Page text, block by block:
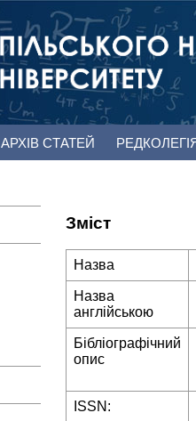
АРХІВ СТАТЕЙ
Зміст
Назва
Назва
англійською
Бібліографічний
опис
ISSN: